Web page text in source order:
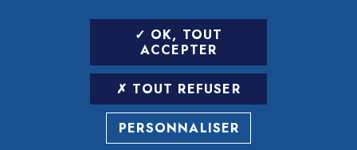
OK, TOUT
ACCEPTER
TOUT REFUSER
PERSONNALISER
LETTRE D'INFORMATION
SAISIR VOTRE ADRESSE E-MAIL
POUR VOUS INSCRIRE :
ARCHIVES DÉSINSCRIPTION